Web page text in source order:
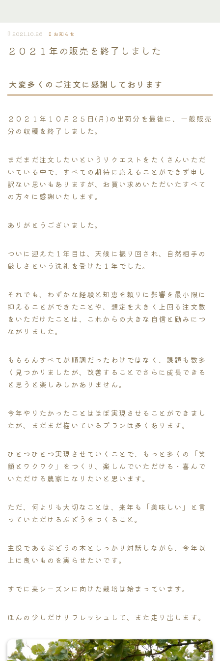
2021.10.26 お知らせ
２０２１年の販売を終了しました
大変多くのご注文に感謝しております
２０２１年１０月２５日(月)の出荷分を最後に、一般販売
分の収穫を終了しました。
まだまだ注文したいというリクエストをたくさんいただ
いている中で、すべての期待に応えることができず申し
訳ない思いもありますが、お買い求めいただいたすべて
の方々に感謝いたします。
ありがとうございました。
ついに迎えた１年目は、天候に振り回され、自然相手の
厳しさという洗礼を受けた１年でした。
それでも、わずかな経験と知恵を頼りに影響を最小限に
抑えることができたことや、想定を大きく上回る注文数
をいただけたことは、これからの大きな自信と励みにつ
ながりました。
もちろんすべてが順調だったわけではなく、課題も数多
く見つかりましたが、改善することでさらに成長できる
と思うと楽しみしかありません。
今年やりたかったことはほぼ実現させることができまし
たが、まだまだ描いているプランは多くあります。
ひとつひとつ実現させていくことで、もっと多くの「笑
顔とワクワク」をつくり、楽しんでいただける・喜んで
いただける農家になりたいと思います。
ただ、何よりも大切なことは、来年も「美味しい」と言
っていただけるぶどうをつくること。
主役であるぶどうの木としっかり対話しながら、今年以
上に良いものを実らせたいです。
すでに来シーズンに向けた栽培は始まっています。
ほんの少しだけリフレッシュして、また走り出します。